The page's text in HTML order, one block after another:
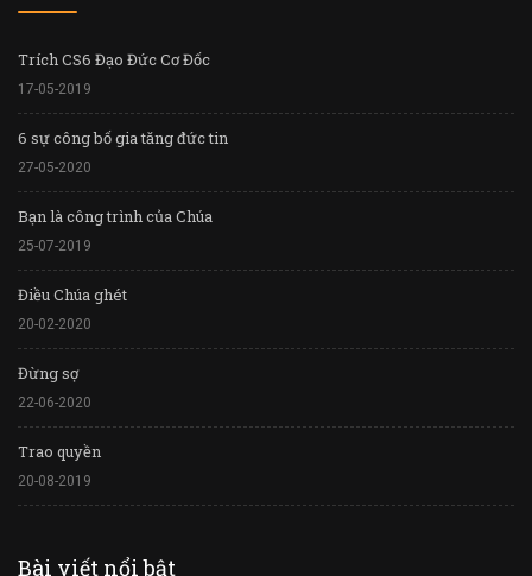
Trích CS6 Đạo Đức Cơ Đốc
17-05-2019
6 sự công bố gia tăng đức tin
27-05-2020
Bạn là công trình của Chúa
25-07-2019
Điều Chúa ghét
20-02-2020
Đừng sợ
22-06-2020
Trao quyền
20-08-2019
Bài viết nổi bật